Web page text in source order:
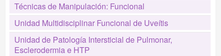
Técnicas de Manipulación: Funcional
Unidad Multidisciplinar Funcional de Uveítis
Unidad de Patología Intersticial de Pulmonar,
Esclerodermia e HTP